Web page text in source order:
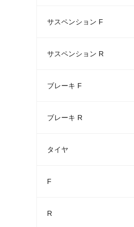
サスペンション F
サスペンション R
ブレーキ F
ブレーキ R
タイヤ
F
R